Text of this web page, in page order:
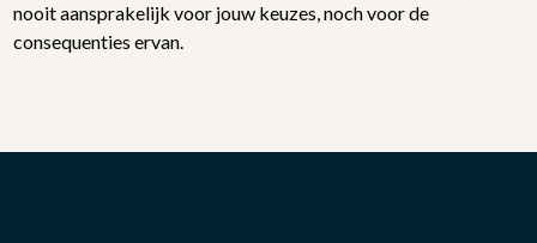
nooit aansprakelijk voor jouw keuzes, noch voor de
consequenties ervan.